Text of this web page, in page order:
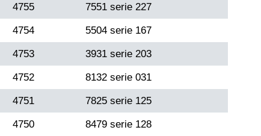
4755 7551 serie 227
4754 5504 serie 167
4753 3931 serie 203
4752 8132 serie 031
4751 7825 serie 125
4750 8479 serie 128